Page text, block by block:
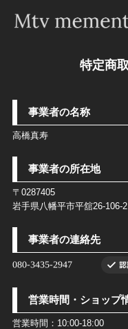
特定商
事業者の名称
高橋真寿
事業者の所在地
〒0287405
岩手県八幡平市平舘26-106-2
事業者の連絡先
営業時間・ショップ
営業時間：10:00-18:00